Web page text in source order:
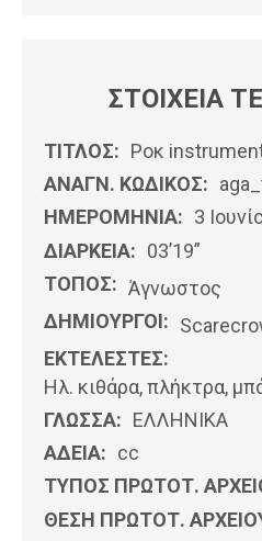
ΣΤΟΙΧΕΙΑ
ΤΙΤΛΟΣ: Ροκ
ΑΝΑΓΝ. ΚΩΔΙΚΟΣ:
ΗΜΕΡΟΜΗΝΊΑ: 3
ΔΙΑΡΚΕΙΑ: 03’19”
ΤΟΠΟΣ: Άγνωστος
ΔΗΜΙΟΥΡΓΟΙ:
ΕΚΤΕΛΕΣΤΕΣ:
Ηλ. κιθάρα, πλήκτρα,
ΓΛΩΣΣΑ: ΕΛΛΗΝΙΚΆ
ΑΔΕΙΑ: cc
ΤΥΠΟΣ ΠΡΩΤΟΤ.
ΘΕΣΗ ΠΡΩΤΟΤ.